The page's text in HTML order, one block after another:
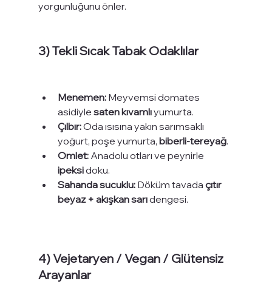
yorgunluğunu önler.
3) Tekli Sıcak Tabak Odaklılar
Menemen: Meyvemsi domates
asidiyle saten kıvamlı yumurta.
Çılbır: Oda ısısına yakın sarımsaklı
yoğurt, poşe yumurta, biberli-tereyağ.
Omlet: Anadolu otları ve peynirle
ipeksi doku.
Sahanda sucuklu: Döküm tavada çıtır
beyaz + akışkan sarı dengesi.
4) Vejetaryen / Vegan / Glütensiz
Arayanlar